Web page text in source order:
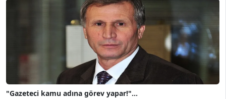
"Gazeteci kamu adına görev yapar!"...